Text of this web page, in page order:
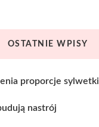
OSTATNIE WPISY
proporcje sylwetki
nastrój